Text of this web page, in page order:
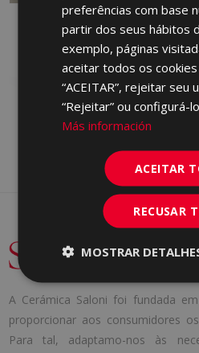
DANDY
RED BODY WALL TILE, PORCELAIN,
WHITE BODY WALL TILE
A Cerámica Saloni foi fundada
proporcionar aos consumidores
Para tal, adaptamo-nos às
preferências com base
partir dos seus hábitos
exemplo, páginas
aceitar todos os
“ACEITAR”, rejeitar seu
“Rejeitar” ou configurá-
Más información
ACEITAR
RECUSAR
MOSTRAR